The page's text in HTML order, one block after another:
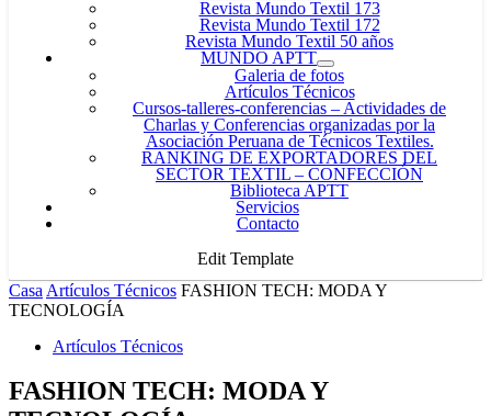
Revista Mundo Textil 173
Revista Mundo Textil 172
Revista Mundo Textil 50 años
MUNDO APTT
Galeria de fotos
Artículos Técnicos
Cursos-talleres-conferencias – Actividades de
Charlas y Conferencias organizadas por la
Asociación Peruana de Técnicos Textiles.
RANKING DE EXPORTADORES DEL
SECTOR TEXTIL – CONFECCIÓN
Biblioteca APTT
Servicios
Contacto
Edit Template
Casa Artículos Técnicos FASHION TECH: MODA Y
TECNOLOGÍA
Artículos Técnicos
FASHION TECH: MODA Y